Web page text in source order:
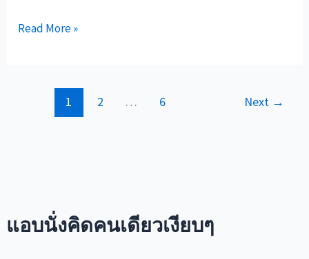
แอบนั่งคิดคนเดียวเงียบๆ
วัน
วัน
Read More »
1 2 … 6 Next →